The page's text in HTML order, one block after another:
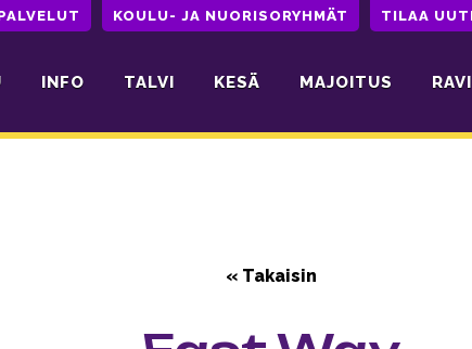
KOULU- JA NUORISORYHMÄT TILAA
INFO TALVI KESÄ MAJOITUS
« Takaisin